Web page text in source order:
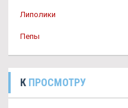
Липолики
Пепы
К ПРОСМОТРУ